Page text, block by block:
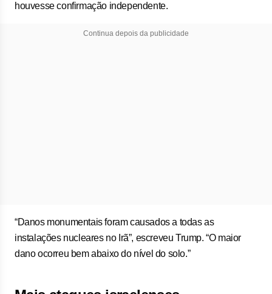
houvesse confirmação independente.
Continua depois da publicidade
“Danos monumentais foram causados a todas as
instalações nucleares no Irã”, escreveu Trump. “O maior
dano ocorreu bem abaixo do nível do solo.”